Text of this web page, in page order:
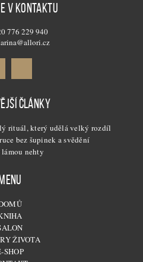
V KONTAKTU
776 229 940
ČLÁNKY
rituál, který udělá velký rozdíl
bez šupinek a svědění
lámou nehty
ŽIVOTA
SHOP